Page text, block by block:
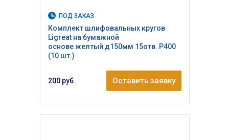
ПОД ЗАКАЗ
Комплект шлифовальных кругов
Ligreat на бумажной
основе желтый д150мм 15отв. Р400
(10 шт.)
200 руб. Оставить заявку